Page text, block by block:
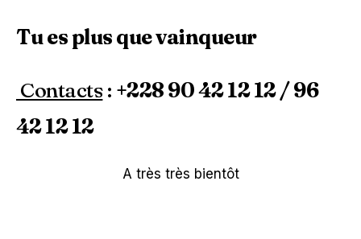
Tu es plus que vainqueur
Contacts: +228 90 42 12 12 / 96
42 12 12
A très très bientôt